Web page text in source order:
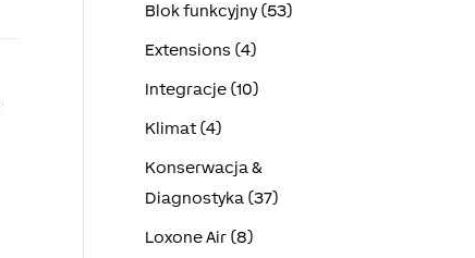
Blok funkcyjny (53)
Extensions (4)
Integracje (10)
Klimat (4)
Konserwacja &
Diagnostyka (37)
Loxone Air (8)